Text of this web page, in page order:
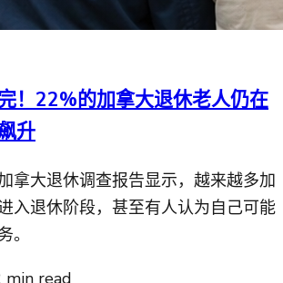
！22%的加拿大退休老人仍在
升
拿大退休调查报告显示，越来越多加
入退休阶段，甚至有人认为自己可能
。
min read